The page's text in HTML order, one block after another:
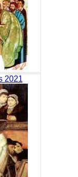
2021